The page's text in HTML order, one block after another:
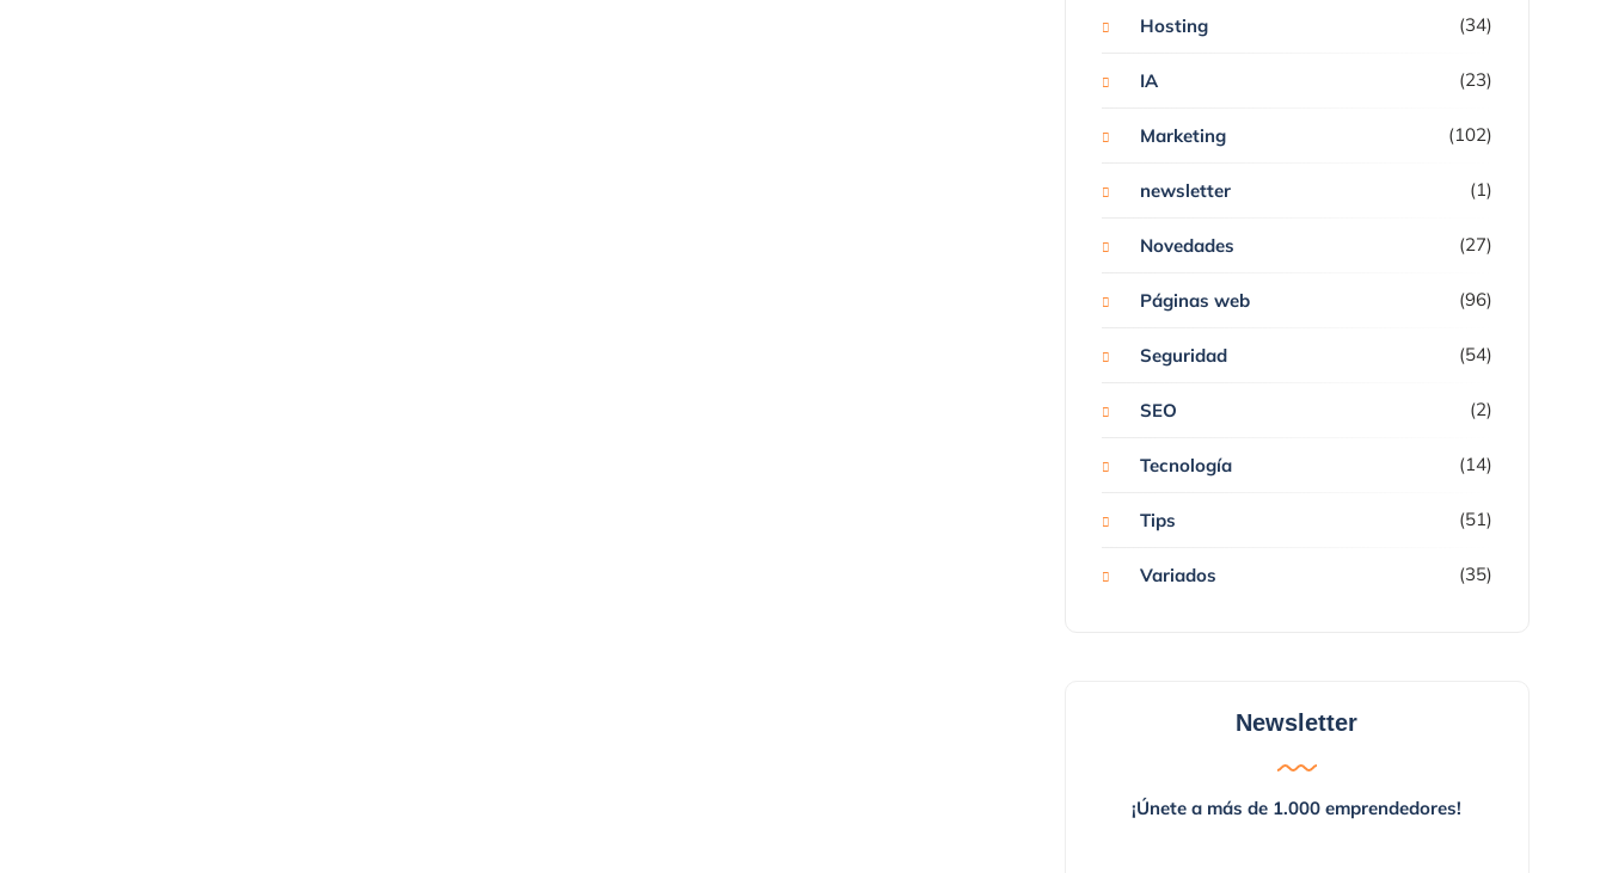
Hosting (34)
IA (23)
Marketing (102)
newsletter (1)
Novedades (27)
Páginas web (96)
Seguridad (54)
SEO (2)
Tecnología (14)
Tips (51)
Variados (35)
Newsletter
¡Únete a más de 1.000 emprendedores!